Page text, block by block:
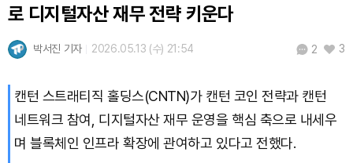
로 디지털자산 재무 전략 키운다
박서진 기자 2026.05.13 (수) 21:54 2 3
캔턴 스트래티직 홀딩스(CNTN)가 캔턴 코인 전략과 캔턴
네트워크 참여, 디지털자산 재무 운영을 핵심 축으로 내세우
며 블록체인 인프라 확장에 관여하고 있다고 전했다.